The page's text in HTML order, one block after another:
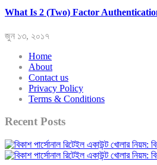
What Is 2 (Two) Factor
জুন ১৩, ২০১৭
Home
About
Contact us
Privacy Policy
Terms & Conditions
Recent Posts